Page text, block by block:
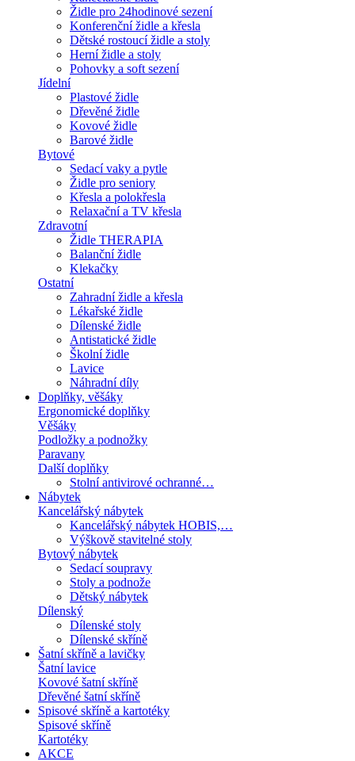
Židle pro 24hodinové sezení
Konferenční židle a křesla
Dětské rostoucí židle a stoly
Herní židle a stoly
Pohovky a soft sezení
Jídelní
Plastové židle
Dřevěné židle
Kovové židle
Barové židle
Bytové
Sedací vaky a pytle
Židle pro seniory
Křesla a polokřesla
Relaxační a TV křesla
Zdravotní
Židle THERAPIA
Balanční židle
Klekačky
Ostatní
Zahradní židle a křesla
Lékařské židle
Dílenské židle
Antistatické židle
Školní židle
Lavice
Náhradní díly
Doplňky, věšáky
Ergonomické doplňky
Věšáky
Podložky a podnožky
Paravany
Další doplňky
Stolní antivirové ochranné…
Nábytek
Kancelářský nábytek
Kancelářský nábytek HOBIS,…
Výškově stavitelné stoly
Bytový nábytek
Sedací soupravy
Stoly a podnože
Dětský nábytek
Dílenský
Dílenské stoly
Dílenské skříně
Šatní skříně a lavičky
Šatní lavice
Kovové šatní skříně
Dřevěné šatní skříně
Spisové skříně a kartotéky
Spisové skříně
Kartotéky
AKCE